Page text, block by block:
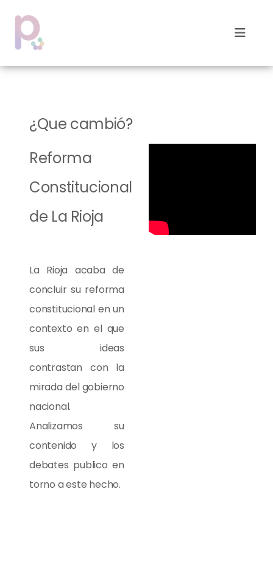
¿Que cambió?
Reforma
Constitucional
de La Rioja
La Rioja acaba de
concluir su reforma
constitucional en un
contexto en el que
sus ideas
contrastan con la
mirada del gobierno
nacional.
Analizamos su
contenido y los
debates publico en
torno a este hecho.